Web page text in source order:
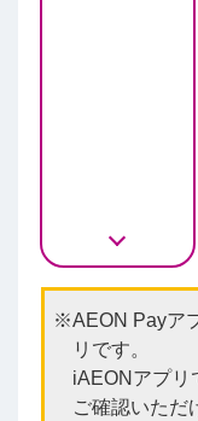
AEON Payア
リです。
iAEONアプリ
ご確認いただ